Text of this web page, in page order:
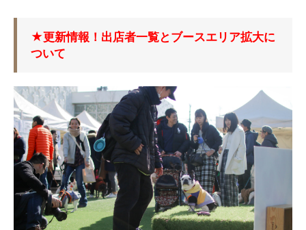
★更新情報！出店者一覧とブースエリア拡大に
ついて